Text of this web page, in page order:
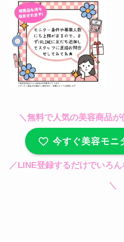
＼無料で人気の美容商品
今すぐ美容モニ
／LINE登録するだけでいろ
＼